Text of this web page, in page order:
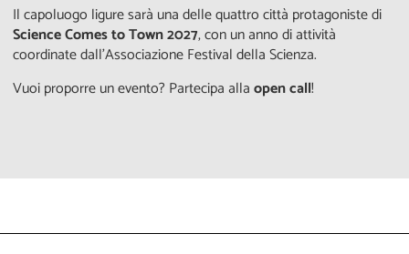
Il capoluogo ligure sarà una delle quattro città protagoniste di
Science Comes to Town 2027, con un anno di attività
coordinate dall'Associazione Festival della Scienza.
Vuoi proporre un evento? Partecipa allaopen call!